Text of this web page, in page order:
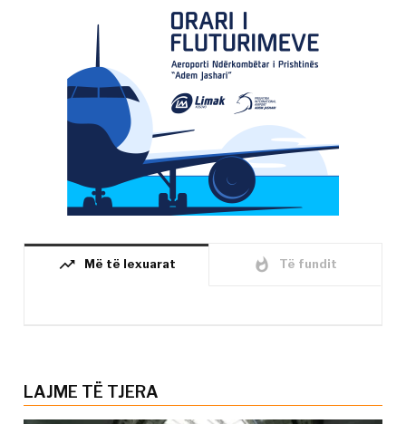
trending_up Më të lexuarat whatshot Të fundit
LAJME TË TJERA